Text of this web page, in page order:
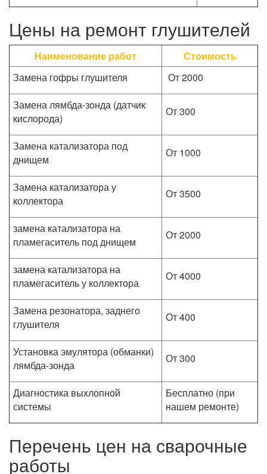
Цены на ремонт глушителей
Наименование работ
Стоимость
Замена гофры глушителя
От 2000
Замена лямбда-зонда (датчик
кислорода)
От 300
Замена катализатора под
днищем
От 1000
Замена катализатора у
коллектора
От 3500
замена катализатора на
пламегаситель под днищем
От 2000
замена катализатора на
пламегаситель у коллектора
От 4000
Замена резонатора, заднего
глушителя
От 400
Установка эмулятора (обманки)
лямбда-зонда
От 300
Диагностика выхлопной
системы
Бесплатно (при
нашем ремонте)
Перечень цен на сварочные
работы